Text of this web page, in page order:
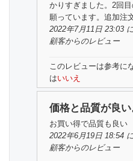
かりすぎました。2回
願っています。追加注
2022年7月11日 23:03
顧客からのレビュー
このレビューは参考に
はいいえ
価格と品質が良い
お買い得で品質も良い
2022年6月19日 18:54
顧客からのレビュー